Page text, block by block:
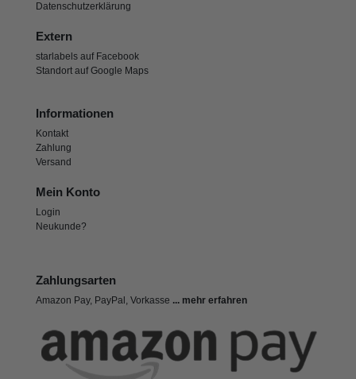
Datenschutzerklärung
Extern
starlabels auf Facebook
Standort auf Google Maps
Informationen
Kontakt
Zahlung
Versand
Mein Konto
Login
Neukunde?
Zahlungsarten
Amazon Pay, PayPal, Vorkasse ... mehr erfahren